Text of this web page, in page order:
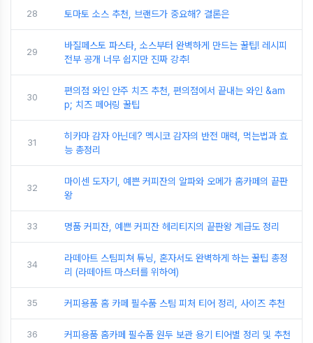
28 토마토 소스 추천, 브랜드가 중요해? 결론은
29
바질페스토 파스타, 소스부터 완벽하게 만드는 꿀팁! 레시피
전부 공개 너무 쉽지만 진짜 강추!
30
편의점 와인 안주 치즈 추천, 편의점에서 끝내는 와인 &am
p; 치즈 페어링 꿀팁
31
히카마 감자 아닌데? 멕시코 감자의 반전 매력, 먹는법과 효
능 총정리
32
마이센 도자기, 예쁜 커피잔의 알파와 오메가 홈카페의 끝판
왕
33 명품 커피잔, 예쁜 커피잔 헤리티지의 끝판왕 계급도 정리
34
라떼아트 스팀피쳐 튜닝, 혼자서도 완벽하게 하는 꿀팁 총정
리 (라떼아트 마스터를 위하여)
35 커피용품 홈 카페 필수품 스팀 피처 티어 정리, 사이즈 추천
36 커피용품 홈카페 필수품 원두 보관 용기 티어별 정리 및 추천